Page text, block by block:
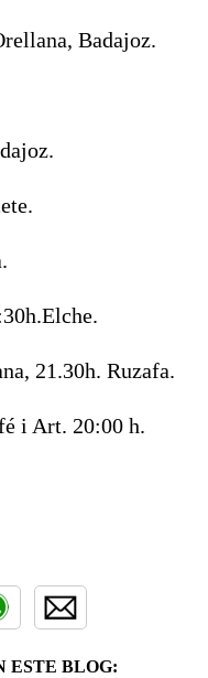
Badajoz.
21.30h. Ruzafa.
i Art. 20:00 h.
ESTE BLOG: